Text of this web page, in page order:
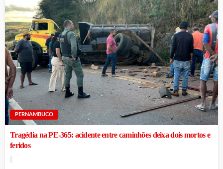
PERNAMBUCO
Tragédia na PE-365: acidente entre caminhões deixa dois mortos e
feridos